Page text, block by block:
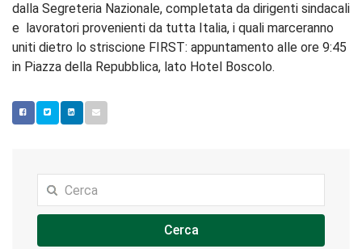
dalla Segreteria Nazionale, completata da dirigenti sindacali
e lavoratori provenienti da tutta Italia, i quali marceranno
uniti dietro lo striscione FIRST: appuntamento alle ore 9:45
in Piazza della Repubblica, lato Hotel Boscolo.
Cerca